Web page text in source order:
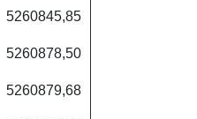
5260845,85
5260878,50
5260879,68